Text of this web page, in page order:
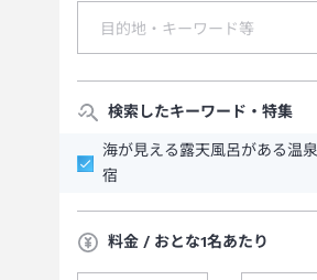
検索したキーワード・特集
海が見える露天風呂がある温泉
宿
料金 / おとな1名あたり